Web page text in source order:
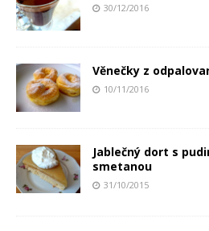
30/12/2016
Věnečky z
10/11/2016
Jablečný dort s
smetanou
31/10/2015